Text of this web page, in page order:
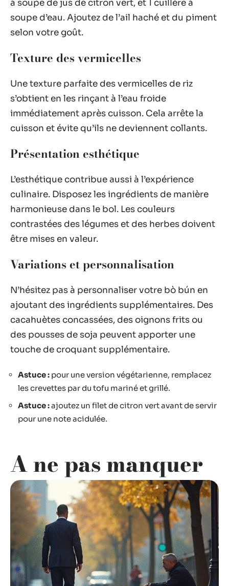
à soupe de jus de citron vert, et 1 cuillère à
soupe d’eau. Ajoutez de l’ail haché et du piment
selon votre goût.
Texture des vermicelles
Une texture parfaite des vermicelles de riz
s’obtient en les rinçant à l’eau froide
immédiatement après cuisson. Cela arrête la
cuisson et évite qu’ils ne deviennent collants.
Présentation esthétique
L’esthétique contribue aussi à l’expérience
culinaire. Disposez les ingrédients de manière
harmonieuse dans le bol. Les couleurs
contrastées des légumes et des herbes doivent
être mises en valeur.
Variations et personnalisation
N’hésitez pas à personnaliser votre bò bún en
ajoutant des ingrédients supplémentaires. Des
cacahuètes concassées, des oignons frits ou
des pousses de soja peuvent apporter une
touche de croquant supplémentaire.
Astuce : pour une version végétarienne, remplacez
les crevettes par du tofu mariné et grillé.
Astuce :ajoutez un filet de citron vert avant de servir
pour une note acidulée.
A ne pas manquer